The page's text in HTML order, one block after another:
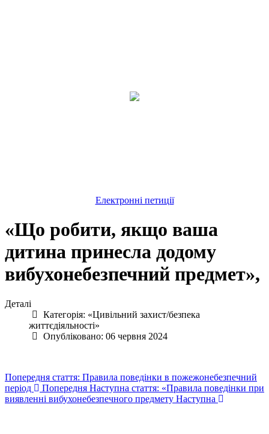
Електронні петиції
«Що робити, якщо ваша
дитина принесла додому
вибухонебезпечний предмет»,
Деталі
Категорія: «Цивільний захист/безпека
життєдіяльності»
Опубліковано: 06 червня 2024
Попередня стаття: Правила поведінки в пожежонебезпечний
період
Попередня Наступна стаття: «Правила поведінки при
виявленні вибухонебезпечного предмету Наступна